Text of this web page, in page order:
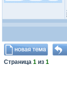
Страница 1 из 1